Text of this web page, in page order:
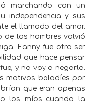
marchando con un
independencia y sus
el llamado del amor.
de los hombres volvió
Fanny fue otro ser
que hace pensar
y no voy a negarlo.
motivos baladíes por
que eran apenas
los míos cuando la